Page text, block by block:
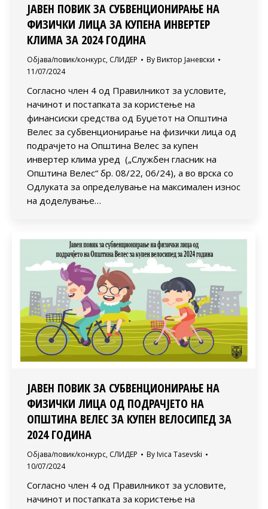
ЈАВЕН ПОВИК ЗА СУБВЕНЦИОНИРАЊЕ НА
ФИЗИЧКИ ЛИЦА ЗА КУПЕНA ИНВЕРТЕР
КЛИМА ЗА 2024 ГОДИНА
Објава/повик/конкурс, СЛИДЕР By Виктор Јаневски
11/07/2024
Согласно член 4 од Правилникот за условите,
начинот и постапката за користење на
финансиски средства од Буџетот на Oпштина
Велес за субвенционирање на физички лица од
подрачјето на Општина Велес за купен
инвертер клима уред („Службен гласник на
Општина Велес“ бр. 08/22, 06/24), а во врска со
Одлуката за определување на максимален износ
на доделување…
ЈАВЕН ПОВИК ЗА СУБВЕНЦИОНИРАЊЕ НА
ФИЗИЧКИ ЛИЦА ОД ПОДРАЧЈЕТО НА
ОПШТИНА ВЕЛЕС ЗА КУПЕН ВЕЛОСИПЕД ЗА
2024 ГОДИНА
Објава/повик/конкурс, СЛИДЕР By Ivica Tasevski
10/07/2024
Согласно член 4 од Правилникот за условите,
начинот и постапката за користење на